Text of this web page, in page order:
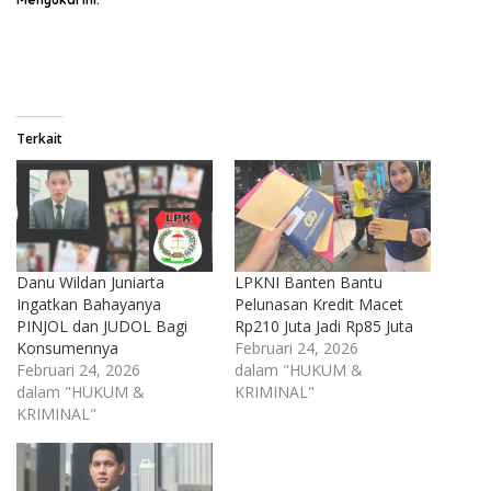
Terkait
Danu Wildan Juniarta
Ingatkan Bahayanya
PINJOL dan JUDOL Bagi
Konsumennya
Februari 24, 2026
dalam "HUKUM &
KRIMINAL"
LPKNI Banten Bantu
Pelunasan Kredit Macet
Rp210 Juta Jadi Rp85 Juta
Februari 24, 2026
dalam "HUKUM &
KRIMINAL"